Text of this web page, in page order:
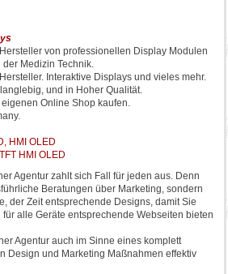
von professionellen Display Modulen
der Medizin Technik.
Interaktive Displays und vieles mehr.
und in Hoher Qualität.
Online Shop kaufen.
HMI OLED
HMI OLED
Agentur zahlt sich Fall für jeden aus. Denn
Beratungen über Marketing, sondern
der Zeit entsprechende Designs, damit Sie
für alle Geräte entsprechende Webseiten bieten
Agentur auch im Sinne eines komplett
Design und Marketing Maßnahmen effektiv